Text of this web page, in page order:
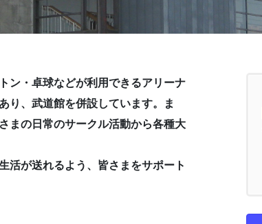
ン・卓球などが利用できるアリーナ
り、武道館を併設しています。ま
まの日常のサークル活動から各種大
活が送れるよう、皆さまをサポート